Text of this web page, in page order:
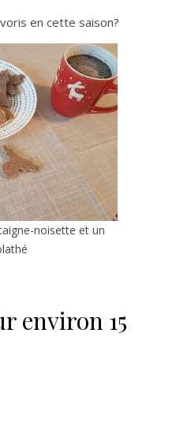
en cette saison?
noisette et un
environ 15